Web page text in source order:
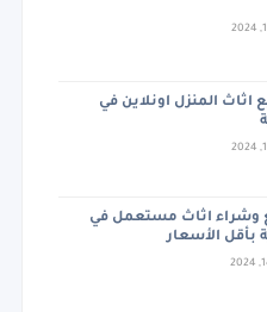
اثاث المنزل اونلاين في
وشراء اثاث مستعمل في
بأقل الأسعار